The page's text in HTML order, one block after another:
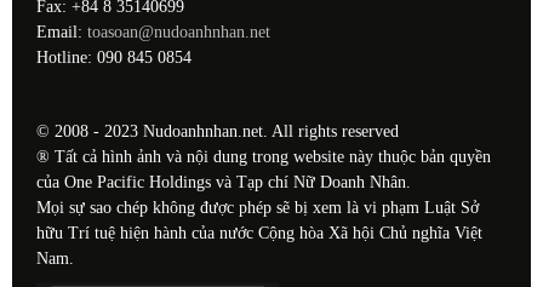
Fax: +84 8 35140699
Email: toasoan@nudoanhnhan.net
Hotline: 090 845 0854
© 2008 - 2023 Nudoanhnhan.net. All rights reserved
® Tất cả hình ảnh và nội dung trong website này thuộc bản quyền
của One Pacific Holdings và Tạp chí Nữ Doanh Nhân.
Mọi sự sao chép không được phép sẽ bị xem là vi phạm Luật Sở
hữu Trí tuệ hiện hành của nước Cộng hòa Xã hội Chủ nghĩa Việt
Nam.